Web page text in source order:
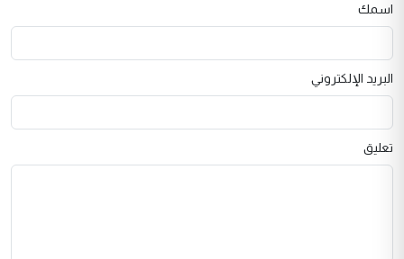
اسمك
البريد الإلكتروني
تعليق